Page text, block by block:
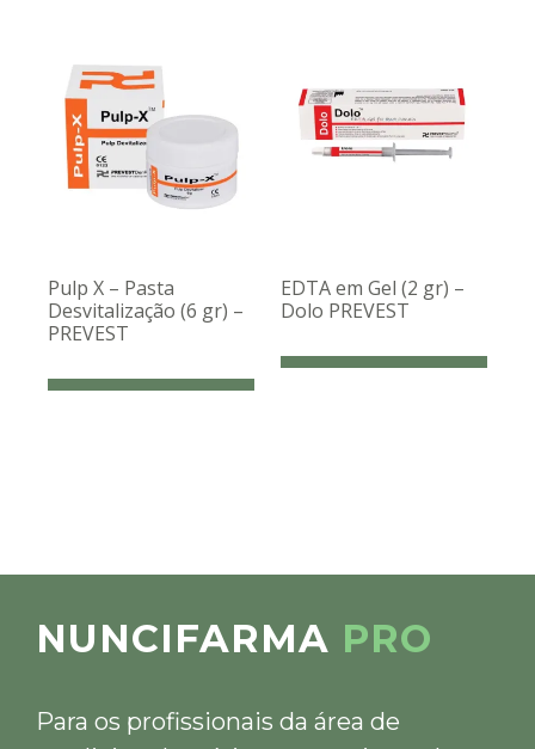
Pulp X – Pasta
Desvitalização (6 gr) –
PREVEST
EDTA em Gel (2 gr) –
Dolo PREVEST
NUNCIFARMA PRO
Para os profissionais da área de